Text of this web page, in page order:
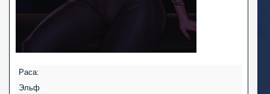
Раса:
Эльф